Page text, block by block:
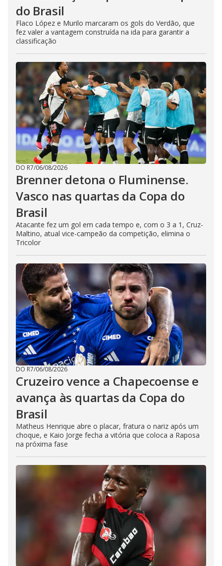
do Brasil
Flaco López e Murilo marcaram os gols do Verdão, que
fez valer a vantagem construída na ida para garantir a
classificação
DO R7/06/08/2026
Brenner detona o Fluminense.
Vasco nas quartas da Copa do
Brasil
Atacante fez um gol em cada tempo e, com o 3 a 1, Cruz-
Maltino, atual vice-campeão da competição, elimina o
Tricolor
DO R7/06/08/2026
Cruzeiro vence a Chapecoense e
avança às quartas da Copa do
Brasil
Matheus Henrique abre o placar, fratura o nariz após um
choque, e Kaio Jorge fecha a vitória que coloca a Raposa
na próxima fase